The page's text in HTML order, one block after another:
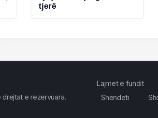
tjerë
e rezervuara.
Lajmet e fundit
Shëndeti